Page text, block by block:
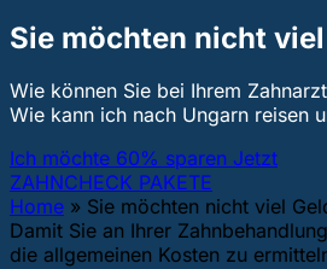
Sie möchten nicht
Wie können Sie bei Ihrem
Wie kann ich nach Ungarn reisen
Ich möchte 60% sparen Jetzt
ZAHNCHECK PAKETE
Home » Sie möchten nicht viel
Damit Sie an Ihrer
die allgemeinen Kosten zu